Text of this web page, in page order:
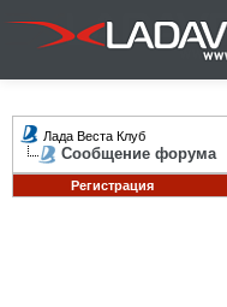
Лада Веста Клуб
Сообщение форума
Регистрация